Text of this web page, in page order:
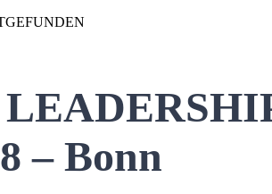
– Bonn